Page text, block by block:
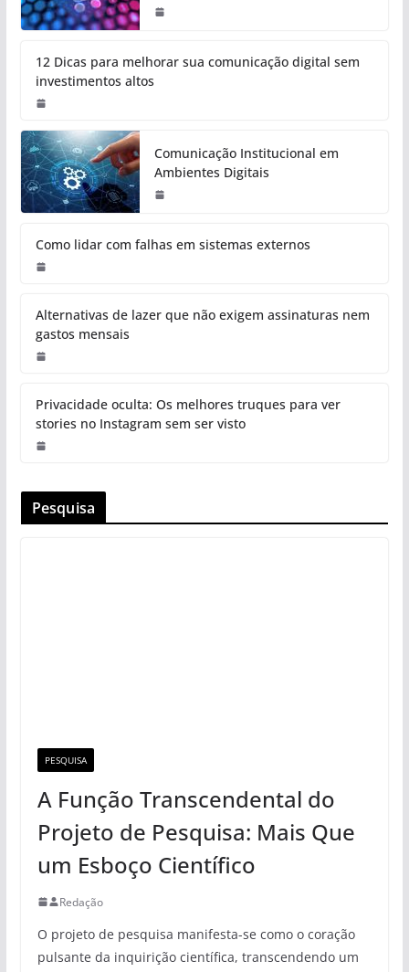
12 Dicas para melhorar sua comunicação digital sem
investimentos altos
Comunicação Institucional em
Ambientes Digitais
Como lidar com falhas em sistemas externos
Alternativas de lazer que não exigem assinaturas nem
gastos mensais
Privacidade oculta: Os melhores truques para ver
stories no Instagram sem ser visto
Pesquisa
PESQUISA
A Função Transcendental do
Projeto de Pesquisa: Mais Que
um Esboço Científico
Redação
O projeto de pesquisa manifesta-se como o coração
pulsante da inquirição científica, transcendendo um